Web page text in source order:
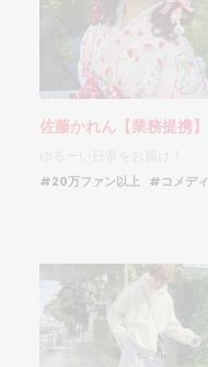
佐藤かれん【業務提携】
#20万ファン以上 #コメディ